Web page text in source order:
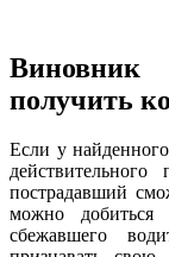
получить
Если у
пострадавший
можно
сбежавшего